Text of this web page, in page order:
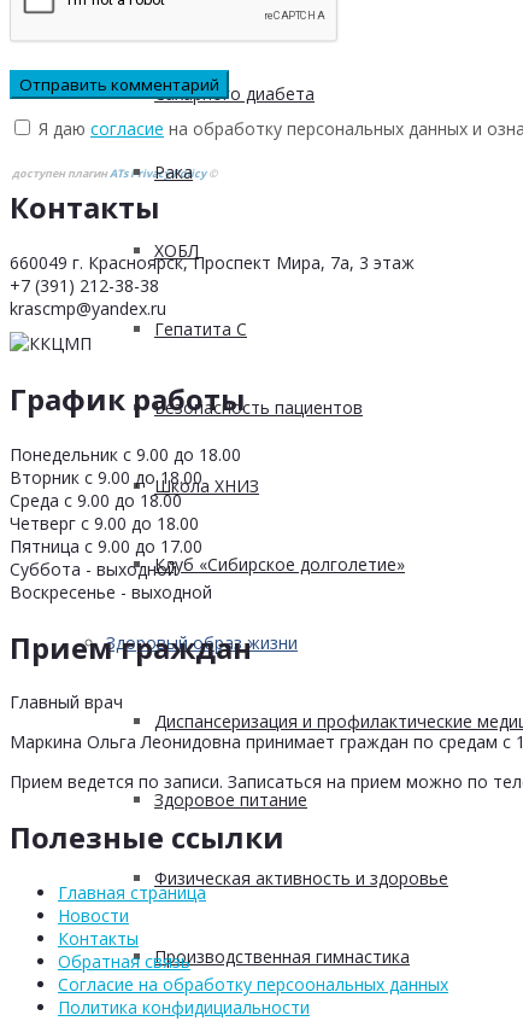
Сахарного диабета
Рака
ХОБЛ
Гепатита С
Безопасность пациентов
Школа ХНИЗ
Клуб «Сибирское долголетие»
Здоровый образ жизни
Диспансеризация и профилактические
Здоровое питание
Физическая активность и здоровье
Производственная гимнастика
Я даю согласие на обработку персональных данных и
доступен плагинATs Privacy Policy©
Контакты
660049 г. Красноярск, Проспект Мира, 7а, 3 этаж
+7 (391) 212-38-38
krascmp@yandex.ru
График работы
Понедельник с 9.00 до 18.00
Вторник с 9.00 до 18.00
Среда с 9.00 до 18.00
Четверг с 9.00 до 18.00
Пятница с 9.00 до 17.00
Суббота - выходной
Воскресенье - выходной
Прием граждан
Главный врач
Маркина Ольга Леонидовна принимает граждан по средам с
Прием ведется по записи. Записаться на прием можно по
Полезные ссылки
Главная страница
Новости
Контакты
Обратная связь
Согласие на обработку персоональных данных
Политика конфидициальности